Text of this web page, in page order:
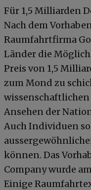
Für 1,5 Milliarden
Nach dem
Raumfahrtfirma
Länder die
Preis von 1,5
zum Mond zu
wissenschaftlichen
Ansehen der
Auch Individuen
können. Das
Company wurde
Einige